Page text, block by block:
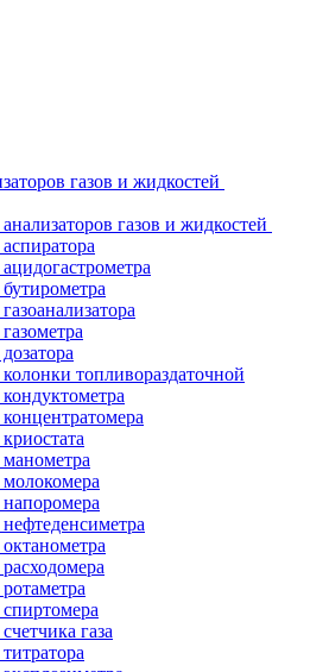
газов и жидкостей
газов и жидкостей
топливораздаточной
газа